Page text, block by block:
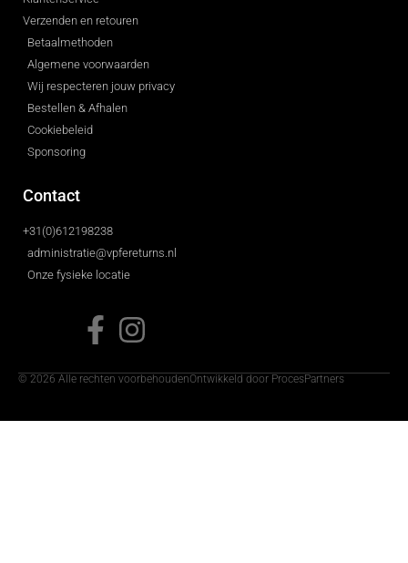
Verzenden en retouren
Betaalmethoden
Algemene voorwaarden
Wij respecteren jouw privacy
Bestellen & Afhalen
Cookiebeleid
Sponsoring
Contact
+31(0)612198238
administratie@vpfereturns.nl
Onze fysieke locatie
© 2026 Alle rechten voorbehoudenOntwikkeld door ProcesPartners